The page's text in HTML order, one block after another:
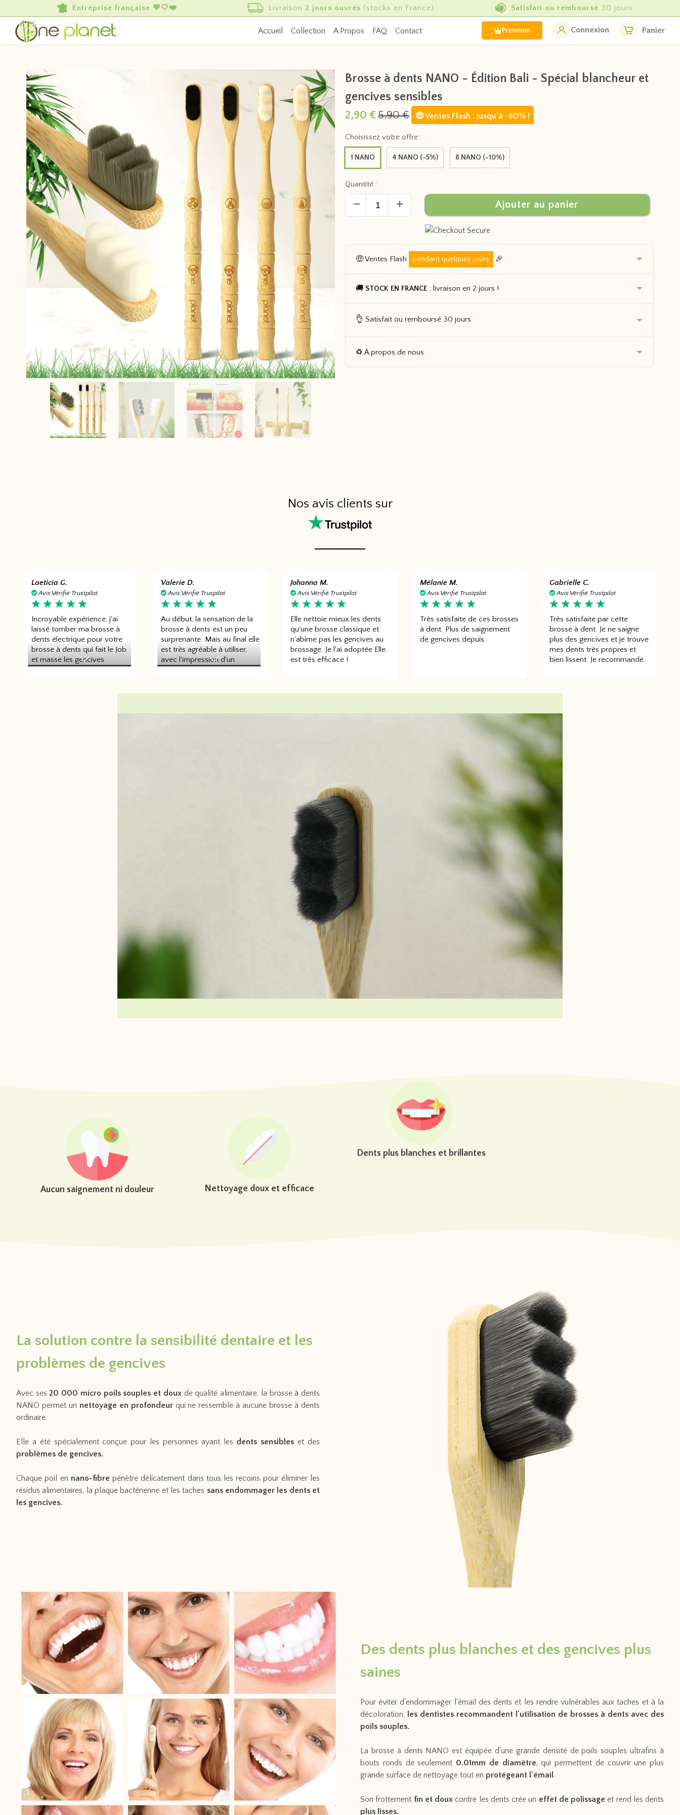
-50% de réductionactuellement Livraison OFFERTEà partir de 29€ Produits écologiquesde qualité
Premium Connexion Panier
Accueil Collection A Propos FAQ Contact
Brosse à dents NANO - Édition Bali - Spécial blancheur et
gencives sensibles
2,90 €5,90 € 🤑 Ventes Flash : jusqu'à -60% !
Choisissez votre offre :
1 NANO 4 NANO (-5%) 8 NANO (-10%)
Quantité :
Ajouter au panier
🤑 Ventes Flash pendant quelques jours 🎉
🚚 STOCK EN FRANCE : livraison en 2 jours !
👌 Satisfait ou remboursé 30 jours
♻️ À propos de nous
Nos avis clients sur
Laeticia G.
Avis Vérifié Trustpilot
Incroyable expérience, j'ai
laissé tomber ma brosse à
dents électrique pour votre
brosse à dents qui fait le Job
et masse les gencives
Valerie D.
Avis Vérifié Truspilot
Au début, la sensation de la
brosse à dents est un peu
surprenante. Mais au final elle
est très agréable à utiliser,
avec l'impression d'un
Johanna M.
Avis Vérifié Trustpilot
Elle nettoie mieux les dents
qu'une brosse classique et
n'abîme pas les gencives au
brossage. Je l'ai adoptée Elle
est très efficace !
Mélanie M.
Avis Vérifié Trustpilot
Très satisfaite de ces brosses
à dent. Plus de saignement
de gencives depuis.
Gabrielle C.
Avis Vérifié Trustpilot
Très satisfaite par cette
brosse à dent. Je ne saigne
plus des gencives et je trouve
mes dents très propres et
bien lissent. Je recommande.
Aucun saignement ni douleur Nettoyage doux et efficace
La solution contre la sensibilité dentaire et les
problèmes de gencives
Avec ses 20 000 micro poils souples et douxde qualité alimentaire, la brosse à dents
NANO permet un nettoyage en profondeurqui ne ressemble à aucune brosse à dents
ordinaire.
Elle a été spécialement conçue pour les personnes ayant les dents sensibles et des
problèmes de gencives.
Chaque poil en nano-fibre pénètre délicatement dans tous les recoins pour éliminer les
résidus alimentaires, la plaque bactérienne et les taches sans endommager les dents et
les gencives.
Des dents plus blanches et des gencives plus
saines
Pour éviter d'endommager l'émail des dents et les rendre vulnérables aux taches et à la
décoloration,
les dentistes recommandent l'utilisation de brosses à dents avec des
poils souples.
La brosse à dents NANO est équipée d'une grande densité de poils souples ultrafins à
bouts ronds de seulement 0.01mm de diamètre, qui permettent de couvrir une plus
grande surface de nettoyage tout en protégeant l'émail .
Son frottement fin et doux contre les dents crée un effet de polissage et rend les dents
plus lisses.